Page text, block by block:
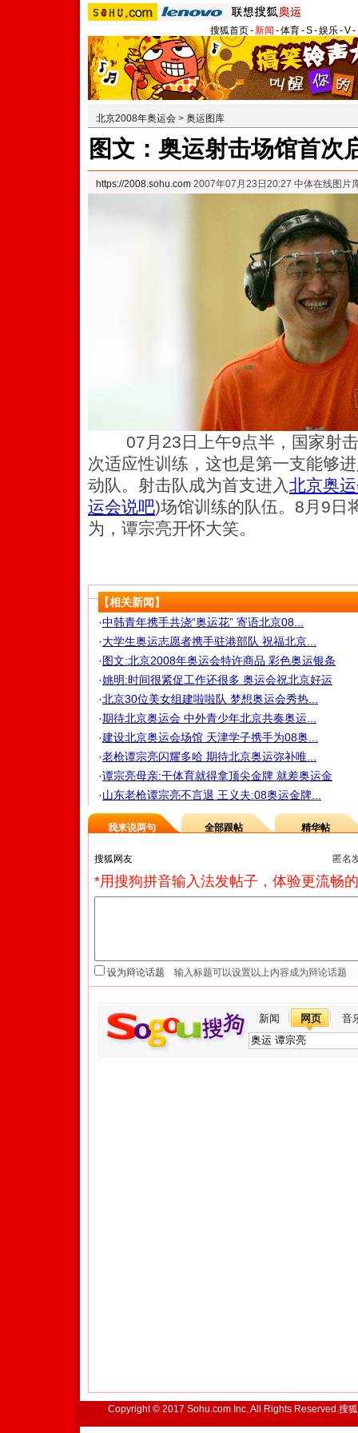
搜狐首页-新闻 -体育-S-娱乐-V-
北京2008年奥运会 > 奥运图库
图文：奥运射击场馆首次
https://2008.sohu.com 2007年07月23日20:27 中体在线图片
07月23日上午9点半，国家射击
次适应性训练，这也是第一支能够
动队。射击队成为首支进入北京奥
运会说吧)场馆训练的队伍。8月9日
为，谭宗亮开怀大笑。
【相关新闻】
·中韩青年携手共浇“奥运花” 寄语北京08...
·大学生奥运志愿者携手驻港部队 祝福北京...
·图文:北京2008年奥运会特许商品 彩色奥运银条
·姚明:时间很紧促工作还很多 奥运会祝北京好运
·北京30位美女组建啦啦队 梦想奥运会秀热...
·期待北京奥运会 中外青少年北京共奏奥运...
·建设北京奥运会场馆 天津学子携手为08奥...
·老枪谭宗亮闪耀多哈 期待北京奥运弥补唯...
·谭宗亮母亲:干体育就得拿顶尖金牌 就差奥运金
·山东老枪谭宗亮不言退 王义夫:08奥运金牌...
我来说两句 全部跟帖 精华帖
匿名
*用搜狗拼音输入法发帖子，体验更流畅
设为辩论话题
新闻 网页 音
Copyright © 2017 Sohu.com Inc. All Rights Reserved.搜